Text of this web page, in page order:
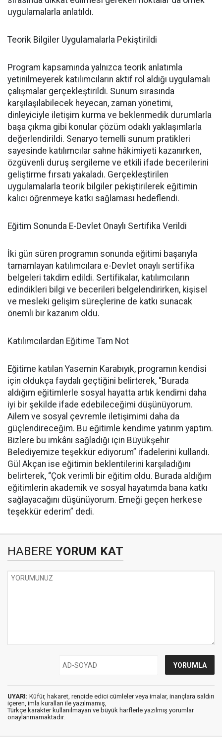
uygulamalarla anlatıldı.
Teorik Bilgiler Uygulamalarla Pekiştirildi
Program kapsamında yalnızca teorik anlatımla
yetinilmeyerek katılımcıların aktif rol aldığı uygulamalı
çalışmalar gerçekleştirildi. Sunum sırasında
karşılaşılabilecek heyecan, zaman yönetimi,
dinleyiciyle iletişim kurma ve beklenmedik durumlarla
başa çıkma gibi konular çözüm odaklı yaklaşımlarla
değerlendirildi. Senaryo temelli sunum pratikleri
sayesinde katılımcılar sahne hâkimiyeti kazanırken,
özgüvenli duruş sergileme ve etkili ifade becerilerini
geliştirme fırsatı yakaladı. Gerçekleştirilen
uygulamalarla teorik bilgiler pekiştirilerek eğitimin
kalıcı öğrenmeye katkı sağlaması hedeflendi.
Eğitim Sonunda E-Devlet Onaylı Sertifika Verildi
İki gün süren programın sonunda eğitimi başarıyla
tamamlayan katılımcılara e-Devlet onaylı sertifika
belgeleri takdim edildi. Sertifikalar, katılımcıların
edindikleri bilgi ve becerileri belgelendirirken, kişisel
ve mesleki gelişim süreçlerine de katkı sunacak
önemli bir kazanım oldu.
Katılımcılardan Eğitime Tam Not
Eğitime katılan Yasemin Karabıyık, programın kendisi
için oldukça faydalı geçtiğini belirterek, “Burada
aldığım eğitimlerle sosyal hayatta artık kendimi daha
iyi bir şekilde ifade edebileceğimi düşünüyorum.
Ailem ve sosyal çevremle iletişimimi daha da
güçlendireceğim. Bu eğitimle kendime yatırım yaptım.
Bizlere bu imkânı sağladığı için Büyükşehir
Belediyemize teşekkür ediyorum” ifadelerini kullandı.
Gül Akçan ise eğitimin beklentilerini karşıladığını
belirterek, “Çok verimli bir eğitim oldu. Burada aldığım
eğitimlerin akademik ve sosyal hayatımda bana katkı
sağlayacağını düşünüyorum. Emeği geçen herkese
teşekkür ederim” dedi.
HABERE YORUM KAT
UYARI: Küfür, hakaret, rencide edici cümleler veya imalar, inançlara saldırı
içeren, imla kuralları ile yazılmamış,
Türkçe karakter kullanılmayan ve büyük harflerle yazılmış yorumlar
onaylanmamaktadır.